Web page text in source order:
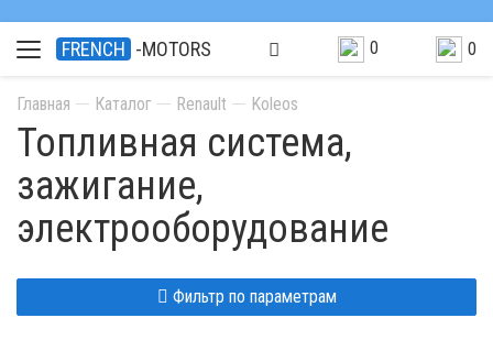
FRENCH -MOTORS 0 0
Главная Каталог Renault Koleos
Топливная система,
зажигание,
электрооборудование
Фильтр по параметрам